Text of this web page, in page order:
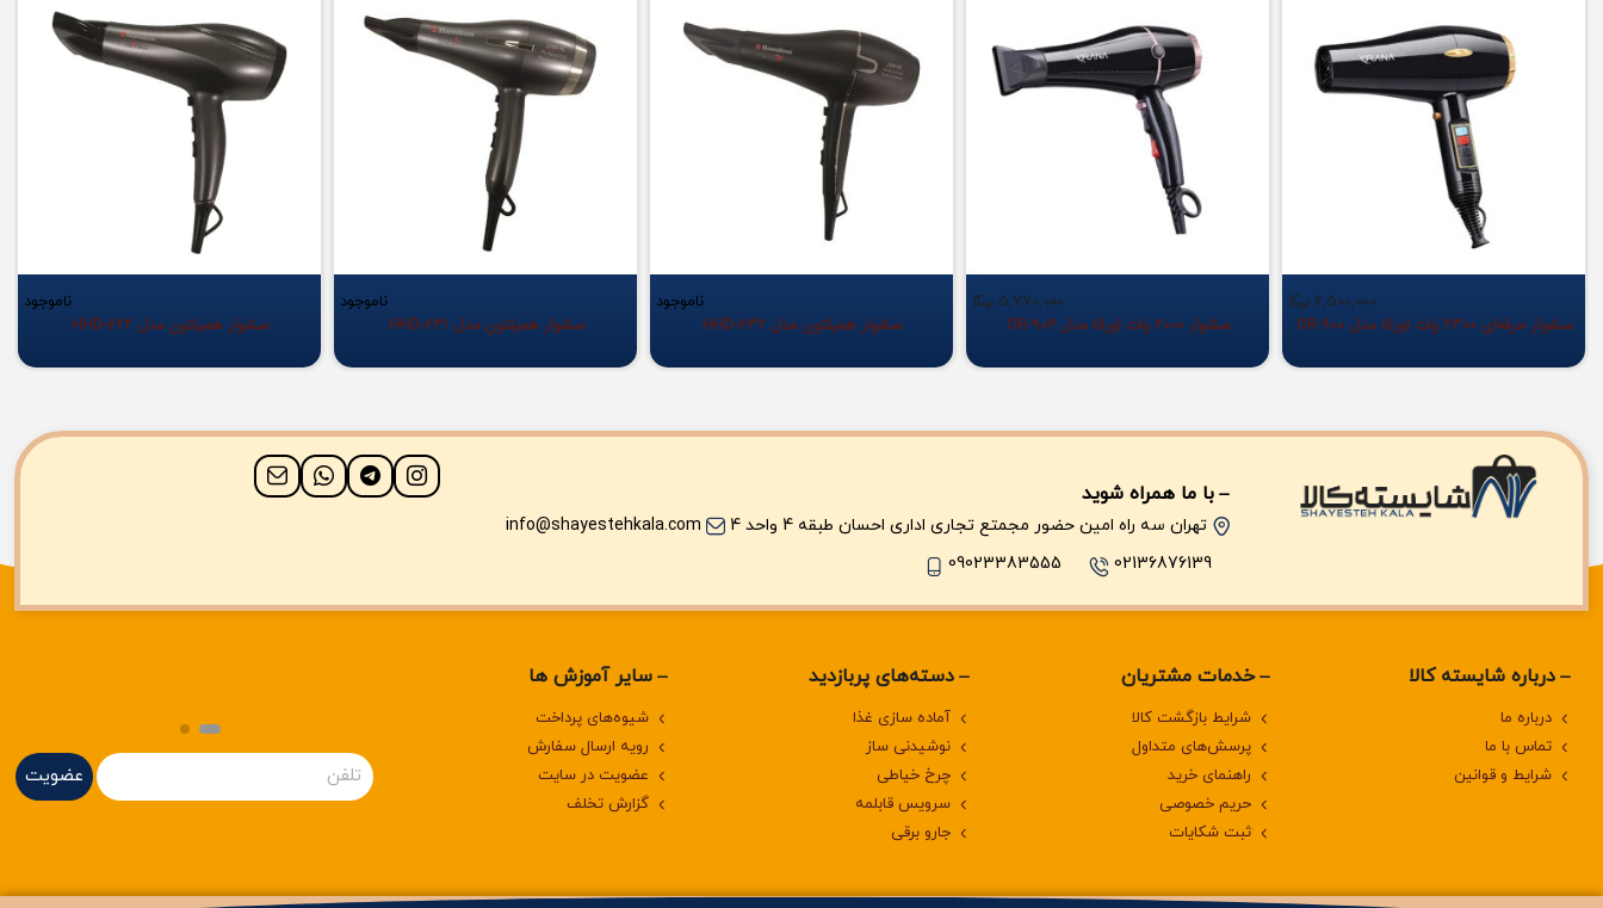
6,500,000
سشوار حرفه‌ای 2300 وات اورانا مدل OR-900
5,770,000
سشوار 2000 وات اورانا مدل OR-904
ناموجود
سشوار همیلتون مدل HHD-632
ناموجود
سشوار همیلتون مدل HHD-631
ناموجود
سشوار همیلتون مدل HHD-622
با ما همراه شوید
تهران سه راه امین حضور مجمتع تجاری اداری احسان طبقه 4 واحد 4
info@shayestehkala.com
02136876139
09023383555
درباره‌ شایسته کالا
درباره‌ ما
تماس با ما
شرایط و قوانین
خدمات مشتریان
شرایط بازگشت کالا
پرسش‌های متداول
راهنمای خرید
حریم خصوصی
ثبت شکایات
دسته‌های پربازدید
آماده سازی غذا
نوشیدنی ساز
چرخ خیاطی
سرویس قابلمه
جارو برقی
سایر آموزش ها
شیوه‌های پرداخت
رویه ارسال سفارش
عضویت در سایت
گزارش تخلف
عضویت